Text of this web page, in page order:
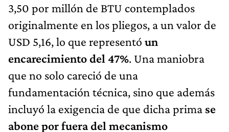
3,50 por millón de BTU contemplados
originalmente en los pliegos, a un valor de
USD 5,16, lo que representó un
encarecimiento del 47%. Una maniobra
que no solo careció de una
fundamentación técnica, sino que además
incluyó la exigencia de que dicha prima se
abone por fuera del mecanismo